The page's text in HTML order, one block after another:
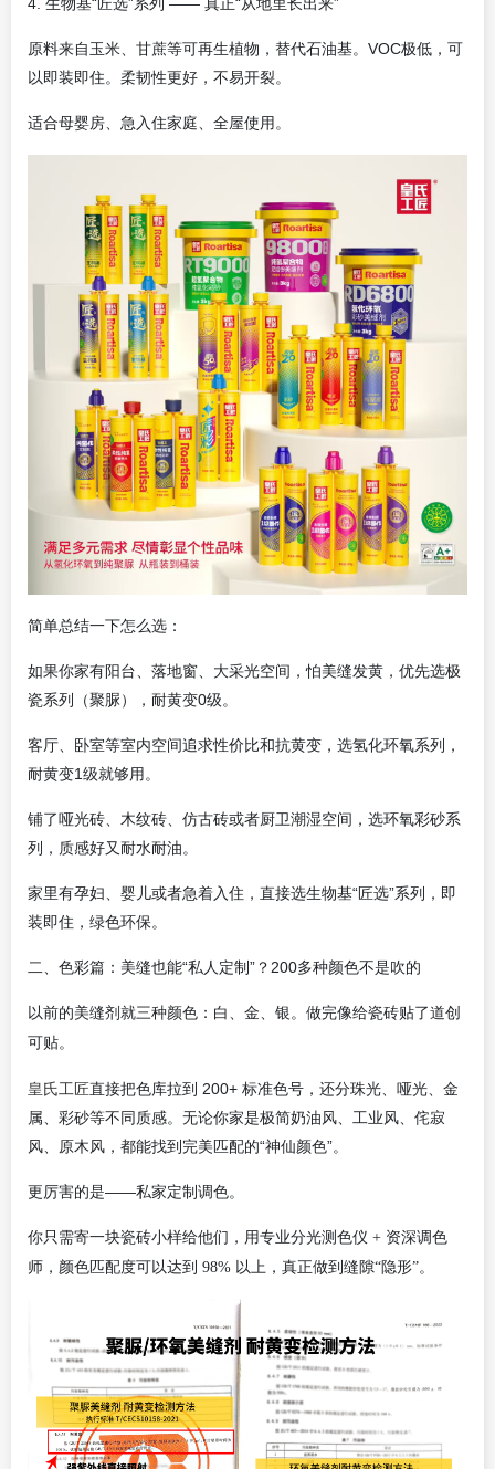
原料来自玉米、甘蔗等可再生植物，替代石油基。VOC极低，可
以即装即住。柔韧性更好，不易开裂。
适合母婴房、急入住家庭、全屋使用。
简单总结一下怎么选：
如果你家有阳台、落地窗、大采光空间，怕美缝发黄，优先选极
瓷系列（聚脲），耐黄变0级。
客厅、卧室等室内空间追求性价比和抗黄变，选氢化环氧系列，
耐黄变1级就够用。
铺了哑光砖、木纹砖、仿古砖或者厨卫潮湿空间，选环氧彩砂系
列，质感好又耐水耐油。
家里有孕妇、婴儿或者急着入住，直接选生物基“匠选”系列，即
装即住，绿色环保。
二、色彩篇：美缝也能“私人定制”？200多种颜色不是吹的
以前的美缝剂就三种颜色：白、金、银。做完像给瓷砖贴了道创
可贴。
皇氏工匠直接把色库拉到 200+ 标准色号，还分珠光、哑光、金
属、彩砂等不同质感。无论你家是极简奶油风、工业风、侘寂
风、原木风，都能找到完美匹配的“神仙颜色”。
更厉害的是——私家定制调色。
你只需寄一块瓷砖小样给他们，用专业分光测色仪 + 资深调色
师，颜色匹配度可以达到 98% 以上，真正做到缝隙“隐形”。